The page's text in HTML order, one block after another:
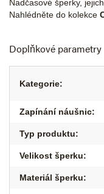
Nadčasové šperky,
Nahlédněte do kolekce
Doplňkové parametry
Kategorie:
Zapínání náušnic:
Typ produktu:
Velikost šperku:
Materiál šperku: